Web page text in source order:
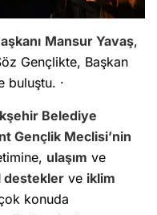
Mansur Yavaş,
Gençlikte, Başkan
buluştu. ·
Belediye
Gençlik Meclisi’nin
ulaşım ve
destekler ve iklim
konuda